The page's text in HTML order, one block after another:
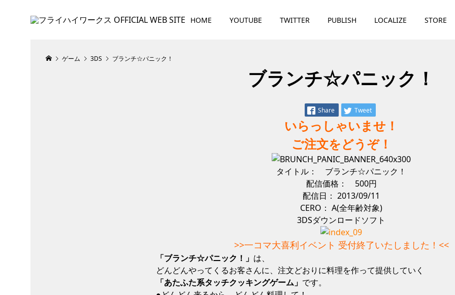
HOME YOUTUBE TWITTER PUBLISH LOCALIZE STORE
ゲーム 3DS ブランチ☆パニック！
ブランチ☆パニック！
Share Tweet
いらっしゃいませ！
ご注文をどうぞ！
タイトル： ブランチ☆パニック！
配信価格： 500円
配信日： 2013/09/11
CERO： A(全年齢対象)
3DSダウンロードソフト
>>一コマ大喜利イベント 受付終了いたしました！<<
「ブランチ☆パニック！」 は、
どんどんやってくるお客さんに、注文どおりに料理を作って提供していく
「あたふた系タッチクッキングゲーム」 です。